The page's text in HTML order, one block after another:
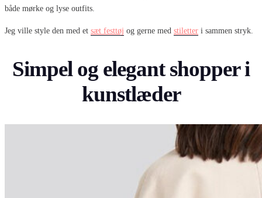
både mørke og lyse outfits.
Jeg ville style den med et sæt festtøj og gerne med stiletter i sammen stryk.
Simpel og elegant shopper i
kunstlæder